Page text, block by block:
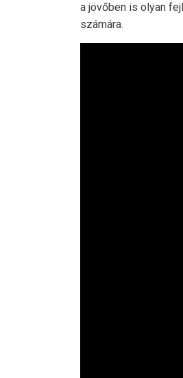
a jövőben is olyan
számára.